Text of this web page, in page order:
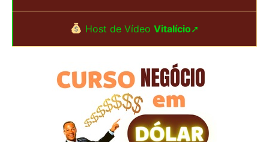
a
p
Host de Vídeo Vitalício➚